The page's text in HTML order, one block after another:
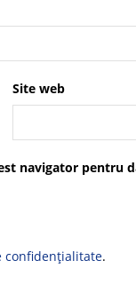
Site web
navigator pentru
confidențialitate.